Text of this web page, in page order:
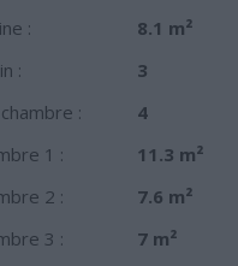
:
8.1 m²
:
3
:
4
1 :
11.3 m²
2 :
7.6 m²
3 :
7 m²